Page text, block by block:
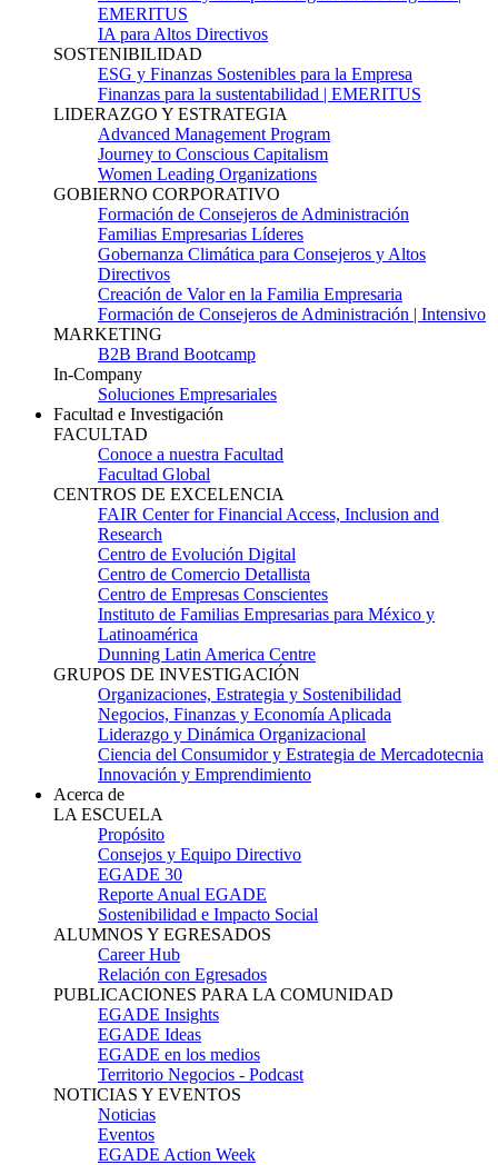
EMERITUS
IA para Altos Directivos
SOSTENIBILIDAD
ESG y Finanzas Sostenibles para la Empresa
Finanzas para la sustentabilidad | EMERITUS
LIDERAZGO Y ESTRATEGIA
Advanced Management Program
Journey to Conscious Capitalism
Women Leading Organizations
GOBIERNO CORPORATIVO
Formación de Consejeros de Administración
Familias Empresarias Líderes
Gobernanza Climática para Consejeros y Altos
Directivos
Creación de Valor en la Familia Empresaria
Formación de Consejeros de Administración | Intensivo
MARKETING
B2B Brand Bootcamp
In-Company
Soluciones Empresariales
Facultad e Investigación
FACULTAD
Conoce a nuestra Facultad
Facultad Global
CENTROS DE EXCELENCIA
FAIR Center for Financial Access, Inclusion and
Research
Centro de Evolución Digital
Centro de Comercio Detallista
Centro de Empresas Conscientes
Instituto de Familias Empresarias para México y
Latinoamérica
Dunning Latin America Centre
GRUPOS DE INVESTIGACIÓN
Organizaciones, Estrategia y Sostenibilidad
Negocios, Finanzas y Economía Aplicada
Liderazgo y Dinámica Organizacional
Ciencia del Consumidor y Estrategia de Mercadotecnia
Innovación y Emprendimiento
Acerca de
LA ESCUELA
Propósito
Consejos y Equipo Directivo
EGADE 30
Reporte Anual EGADE
Sostenibilidad e Impacto Social
ALUMNOS Y EGRESADOS
Career Hub
Relación con Egresados
PUBLICACIONES PARA LA COMUNIDAD
EGADE Insights
EGADE Ideas
EGADE en los medios
Territorio Negocios - Podcast
NOTICIAS Y EVENTOS
Noticias
Eventos
EGADE Action Week